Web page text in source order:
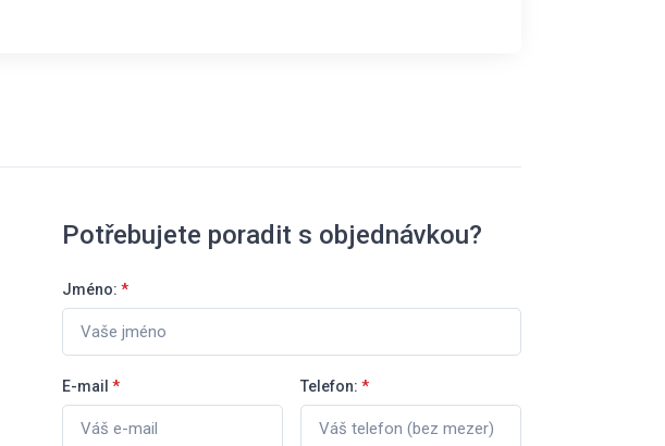
Potřebujete poradit s objednávkou?
Jméno: *
E-mail * Telefon: *